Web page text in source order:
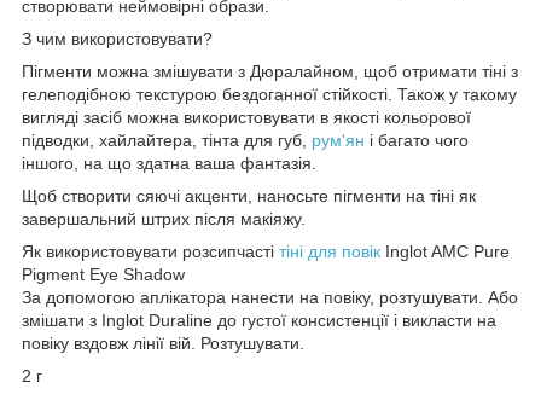
створювати неймовірні образи.
З чим використовувати?
Пігменти можна змішувати з Дюралайном, щоб отримати тіні з
гелеподібною текстурою бездоганної стійкості. Також у такому
вигляді засіб можна використовувати в якості кольорової
підводки, хайлайтера, тінта для губ, рум'ян і багато чого
іншого, на що здатна ваша фантазія.
Щоб створити сяючі акценти, наносьте пігменти на тіні як
завершальний штрих після макіяжу.
Як використовувати розсипчасті тіні для повік Inglot AMC Pure
Pigment Eye Shadow
За допомогою аплікатора нанести на повіку, розтушувати. Або
змішати з Inglot Duraline до густої консистенції і викласти на
повіку вздовж лінії вій. Розтушувати.
2 г